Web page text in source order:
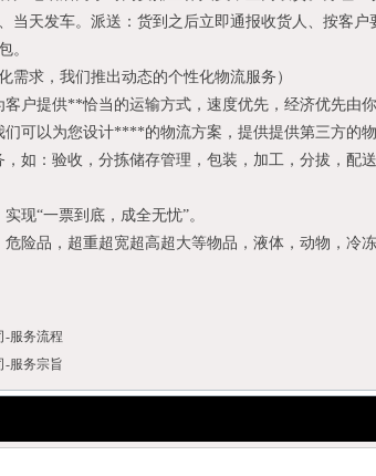
当天发车。派送：货到之后立即通报收货人、按客
。
需求，我们推出动态的个性化物流服务）
户提供**恰当的运输方式，速度优先，经济优先由你
可以为您设计****的物流方案，提供提供第三方的物
如：验收，分拣储存管理，包装，加工，分拔，配
现“一票到底，成全无忧”。
险品，超重超宽超高超大等物品，液体，动物，冷
-服务流程
-服务宗旨